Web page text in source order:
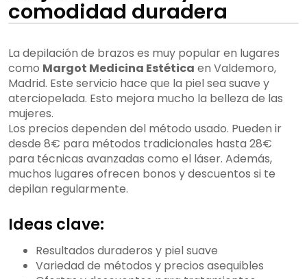
comodidad duradera
La depilación de brazos es muy popular en lugares
como Margot Medicina Estética en Valdemoro,
Madrid. Este servicio hace que la piel sea suave y
aterciopelada. Esto mejora mucho la belleza de las
mujeres.
Los precios dependen del método usado. Pueden ir
desde 8€ para métodos tradicionales hasta 28€
para técnicas avanzadas como el láser. Además,
muchos lugares ofrecen bonos y descuentos si te
depilan regularmente.
Ideas clave:
Resultados duraderos y piel suave
Variedad de métodos y precios asequibles